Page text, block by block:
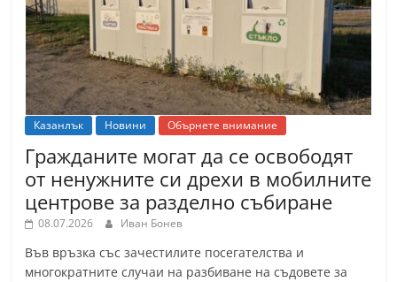
Казанлък Новини Обърнете внимание
Гражданите могат да се освободят
от ненужните си дрехи в мобилните
центрове за разделно събиране
08.07.2026 Иван Бонев
Във връзка със зачестилите посегателства и
многократните случаи на разбиване на съдовете за